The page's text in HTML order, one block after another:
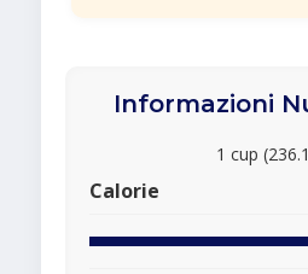
Informazioni
1 cup
Calorie